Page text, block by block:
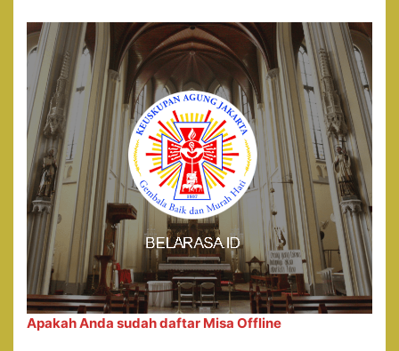
Apakah Anda sudah daftar Misa Offline